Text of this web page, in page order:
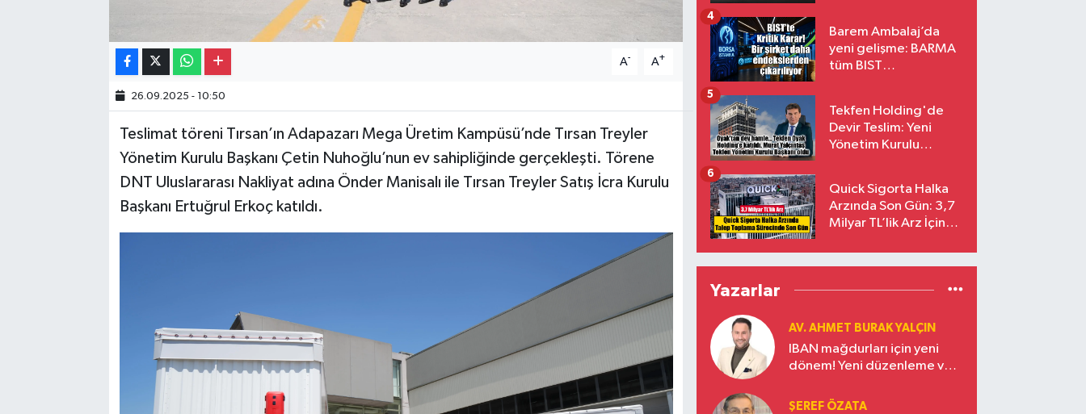
A- A+
26.09.2025 - 10:50
Teslimat töreni Tırsan’ın Adapazarı Mega Üretim Kampüsü’nde Tırsan Treyler
Yönetim Kurulu Başkanı Çetin Nuhoğlu’nun ev sahipliğinde gerçekleşti. Törene
DNT Uluslararası Nakliyat adına Önder Manisalı ile Tırsan Treyler Satış İcra Kurulu
Başkanı Ertuğrul Erkoç katıldı.
Barem Ambalaj’da
yeni gelişme: BARMA
tüm BIST
4
Tekfen Holding'de
Devir Teslim: Yeni
Yönetim Kurulu
5
Quick Sigorta Halka
Arzında Son Gün: 3,7
Milyar TL’lik Arz İçin
Eriyor
6
Yazarlar
AV. AHMET BURAK YALÇIN
IBAN mağdurları için yeni
dönem! Yeni düzenleme ve
ŞEREF ÖZATA